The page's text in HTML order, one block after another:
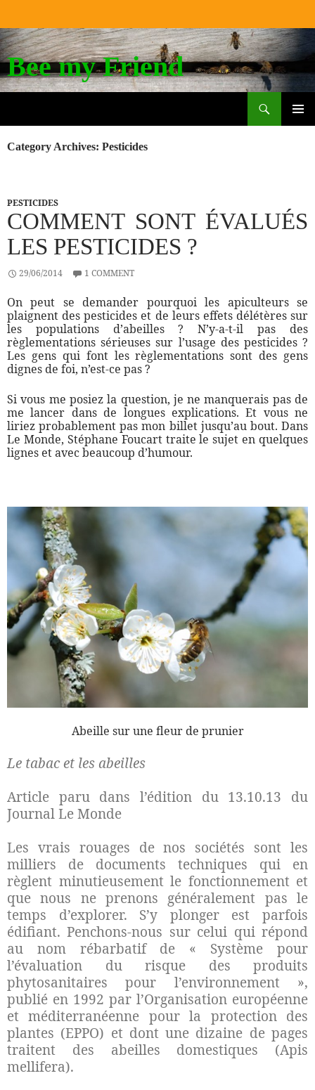
Bee my Friend
TO
CONTENT
Category Archives: Pesticides
PESTICIDES
COMMENT SONT ÉVALUÉS
LES PESTICIDES ?
29/06/2014 1 COMMENT
On peut se demander pourquoi les apiculteurs se
plaignent des pesticides et de leurs effets délétères sur
les populations d’abeilles ? N’y-a-t-il pas des
règlementations sérieuses sur l’usage des pesticides ?
Les gens qui font les règlementations sont des gens
dignes de foi, n’est-ce pas ?
Si vous me posiez la question, je ne manquerais pas de
me lancer dans de longues explications. Et vous ne
liriez probablement pas mon billet jusqu’au bout. Dans
Le Monde, Stéphane Foucart traite le sujet en quelques
lignes et avec beaucoup d’humour.
Abeille sur une fleur de prunier
Le tabac et les abeilles
Article paru dans l’édition du 13.10.13 du
Journal Le Monde
Les vrais rouages de nos sociétés sont les
milliers de documents techniques qui en
règlent minutieusement le fonctionnement et
que nous ne prenons généralement pas le
temps d’explorer. S’y plonger est parfois
édifiant. Penchons-nous sur celui qui répond
au nom rébarbatif de « Système pour
l’évaluation du risque des produits
phytosanitaires pour l’environnement »,
publié en 1992 par l’Organisation européenne
et méditerranéenne pour la protection des
plantes (EPPO) et dont une dizaine de pages
traitent des abeilles domestiques (Apis
mellifera).